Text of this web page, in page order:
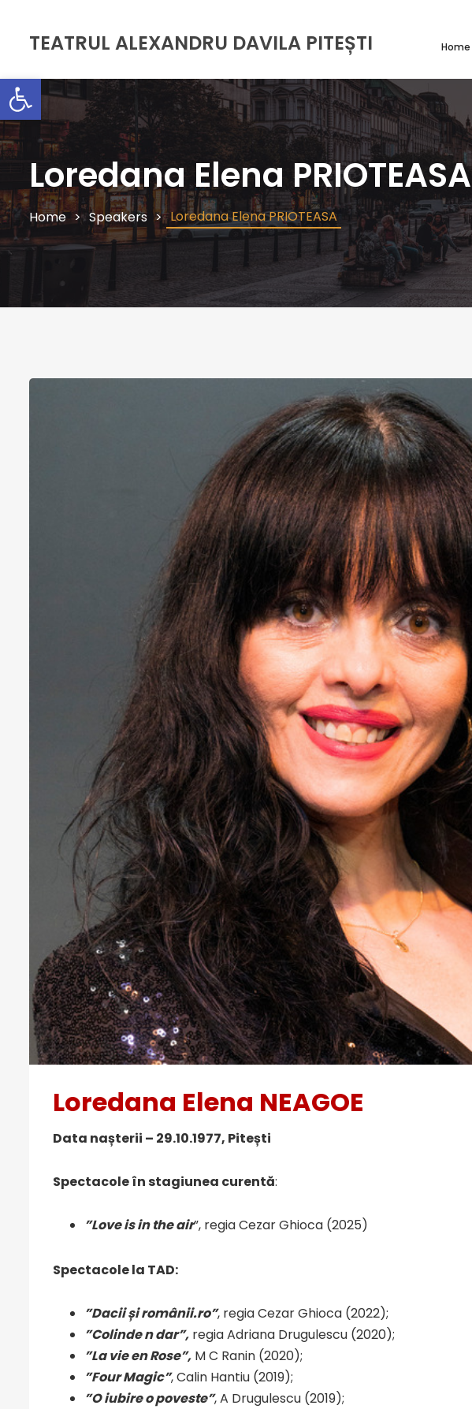
Deschide bara de unelte
TEATRUL ALEXANDRU DAVILA PITEȘTI Home
Loredana Elena PRIOTEASA
Home Speakers Loredana Elena PRIOTEASA
Loredana Elena NEAGOE
Data nașterii – 29.10.1977, Pitești
Spectacole în stagiunea curentă:
”Love is in the air”, regia Cezar Ghioca (2025)
Spectacole la TAD:
”Dacii și românii.ro”, regia Cezar Ghioca (2022);
”Colinde n dar”, regia Adriana Drugulescu (2020);
”La vie en Rose”, M C Ranin (2020);
”Four Magic”, Calin Hantiu (2019);
”O iubire o poveste”, A Drugulescu (2019);